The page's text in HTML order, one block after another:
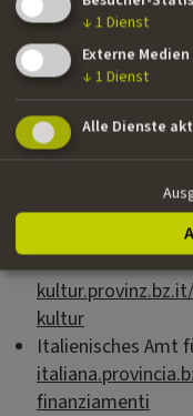
Genossenschaften,
Tätigkeit seit
Projekte, die bereits
Strukturen der
werden, können vom
Weitere
Beiträgen der
Deutsches Amt
kultur
Italienisches Amt
finanziamenti
↓ 1 Dienst
Externe Medien
↓ 1 Dienst
Alle Dienste